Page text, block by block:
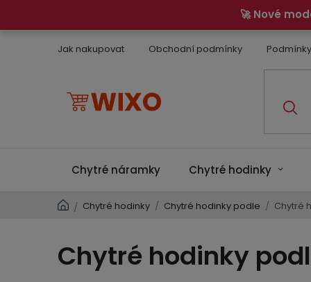
🚀 Nové
Jak nakupovat Obchodní podmínky
Chytré náramky Chytré hodinky
Domů
/ Chytré hodinky / Chytré hodinky podle / Chytré
Chytré hodinky